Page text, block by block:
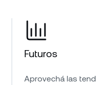
Futuros
Aprovechá las